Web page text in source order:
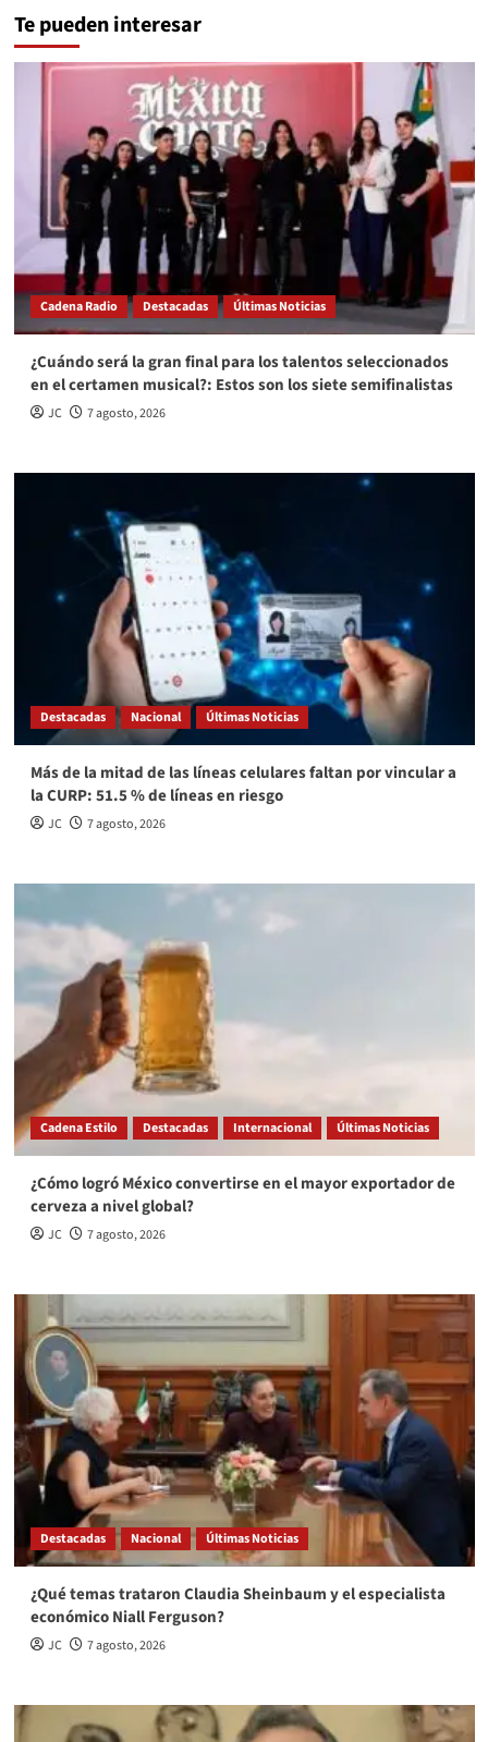
Te pueden interesar
Cadena Radio Destacadas Últimas Noticias
¿Cuándo será la gran final para los talentos seleccionados
en el certamen musical?: Estos son los siete semifinalistas
JC 7 agosto, 2026
Destacadas Nacional Últimas Noticias
Más de la mitad de las líneas celulares faltan por vincular a
la CURP: 51.5 % de líneas en riesgo
JC 7 agosto, 2026
Cadena Estilo Destacadas Internacional Últimas Noticias
¿Cómo logró México convertirse en el mayor exportador de
cerveza a nivel global?
JC 7 agosto, 2026
Destacadas Nacional Últimas Noticias
¿Qué temas trataron Claudia Sheinbaum y el especialista
económico Niall Ferguson?
JC 7 agosto, 2026